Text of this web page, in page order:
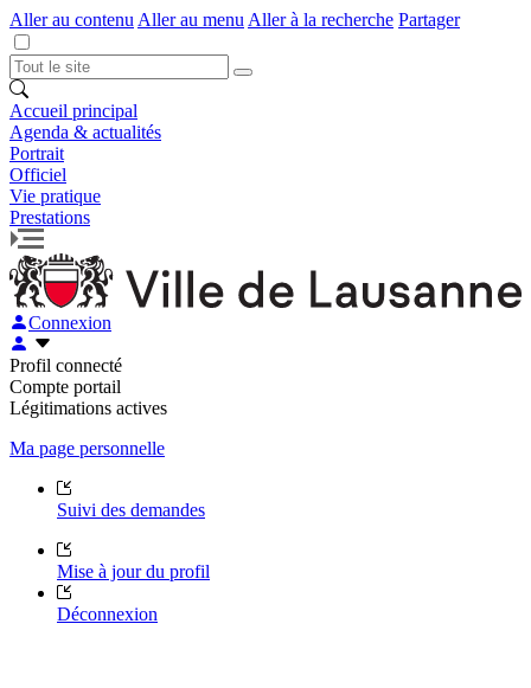
Aller au contenu Aller au menu Aller à la recherche Partager
Accueil principal
Agenda & actualités
Portrait
Officiel
Vie pratique
Prestations
Connexion
Profil connecté
Compte portail
Légitimations actives
Ma page personnelle
Suivi des demandes
Mise à jour du profil
Déconnexion